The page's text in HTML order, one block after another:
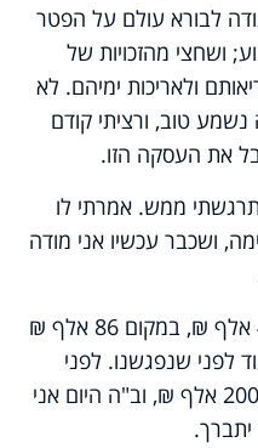
לבורא עולם על הפטר
ושחצי מהזכויות של
ולאריכות ימיהם. לא
נשמע טוב, ורציתי קודם
את העסקה הזו.
ממש. אמרתי לו
ושכבר עכשיו אני מודה
מה הייתה ההצעה? שאשלם 40 אלף ₪, במקום 86 אלף ₪
לפני שנפגשנו. לפני
שהייתי בפשיטת רגל החוב היה 200 אלף ₪, וב"ה היום אני
.